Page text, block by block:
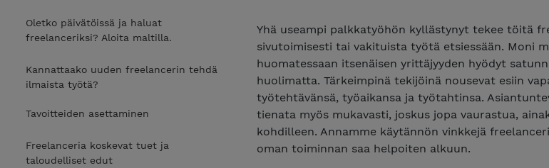
Oletko päivätöissä ja haluat
freelanceriksi? Aloita maltilla.
Kannattaako uuden freelancerin tehdä
ilmaista työtä?
Tavoitteiden asettaminen
Freelanceria koskevat tuet ja
taloudelliset edut
Yhä useampi palkkatyöhön kyllästynyt tekee töitä
sivutoimisesti tai vakituista työtä etsiessään. Moni
huomatessaan itsenäisen yrittäjyyden hyödyt
huolimatta. Tärkeimpinä tekijöinä nousevat esiin
työtehtävänsä, työaikansa ja työtahtinsa.
tienata myös mukavasti, joskus jopa vaurastua,
kohdilleen. Annamme käytännön vinkkejä
oman toiminnan saa helpoiten alkuun.